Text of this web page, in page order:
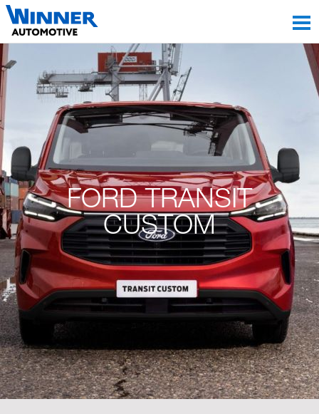
FORD TRANSIT
CUSTOM